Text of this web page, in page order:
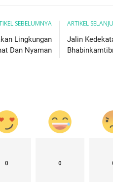
SEBELUMNYA
Lingkungan
Dan Nyaman
ARTIKEL
Jalin
0 0